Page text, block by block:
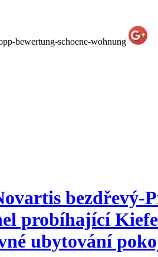
bezdřevý-
probíhající
ubytování